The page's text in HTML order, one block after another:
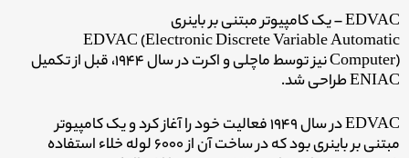
EDVAC – یک کامپیوتر مبتنی بر باینری
EDVAC (Electronic Discrete Variable Automatic
Computer) نیز توسط ماچلی و اکرت در سال ۱۹۴۴، قبل از تکمیل
ENIAC طراحی شد.
EDVAC در سال ۱۹۴۹ فعالیت خود را آغاز کرد و یک کامپیوتر
مبتنی بر باینری بود که در ساخت آن از ۶۰۰۰ لوله خلاء استفاده